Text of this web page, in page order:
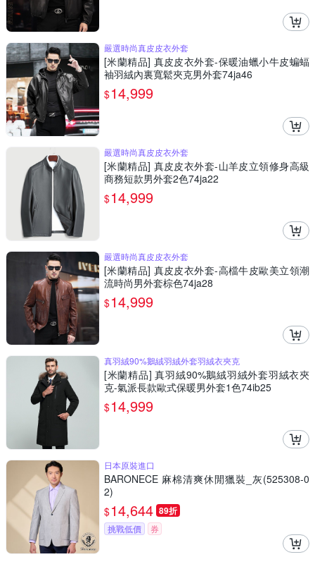
嚴選時尚真皮皮衣外套
[米蘭精品] 真皮皮衣外套-保暖油蠟小牛皮蝙蝠
袖羽絨內裏寬鬆夾克男外套74ja46
$14,999
嚴選時尚真皮皮衣外套
[米蘭精品] 真皮皮衣外套-山羊皮立領修身高級
商務短款男外套2色74ja22
$14,999
嚴選時尚真皮皮衣外套
[米蘭精品] 真皮皮衣外套-高檔牛皮歐美立領潮
流時尚男外套棕色74ja28
$14,999
真羽絨90%鵝絨羽絨外套羽絨衣夾克
[米蘭精品] 真羽絨90%鵝絨羽絨外套羽絨衣夾
克-氣派長款歐式保暖男外套1色74ib25
$14,999
日本原裝進口
BARONECE 麻棉清爽休閒獵裝_灰(525308-0
2)
$14,644 89折
挑戰低價 券